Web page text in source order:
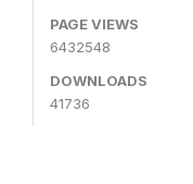
PAGE VIEWS
6432548
DOWNLOADS
41736